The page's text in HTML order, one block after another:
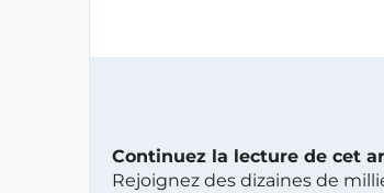
Continuez la lecture de cet
Rejoignez des dizaines de